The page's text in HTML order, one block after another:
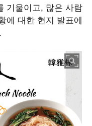
기울이고, 많은 사람
에 대한 현지 발표에
.